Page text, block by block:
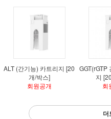
ALT (간기능) 카트리지 [20
개/박스]
회원공개
GGT(rGTP
지
회
더